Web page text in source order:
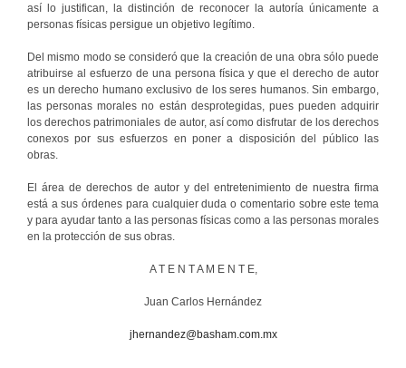
así lo justifican, la distinción de reconocer la autoría únicamente a
personas físicas persigue un objetivo legítimo.
Del mismo modo se consideró que la creación de una obra sólo puede
atribuirse al esfuerzo de una persona física y que el derecho de autor
es un derecho humano exclusivo de los seres humanos. Sin embargo,
las personas morales no están desprotegidas, pues pueden adquirir
los derechos patrimoniales de autor, así como disfrutar de los derechos
conexos por sus esfuerzos en poner a disposición del público las
obras.
El área de derechos de autor y del entretenimiento de nuestra firma
está a sus órdenes para cualquier duda o comentario sobre este tema
y para ayudar tanto a las personas físicas como a las personas morales
en la protección de sus obras.
A T E N T A M E N T E,
Juan Carlos Hernández
jhernandez@basham.com.mx